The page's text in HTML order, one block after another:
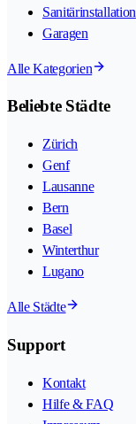
Sanitärinstallation
Garagen
Alle Kategorien
Beliebte Städte
Zürich
Genf
Lausanne
Bern
Basel
Winterthur
Lugano
Alle Städte
Support
Kontakt
Hilfe & FAQ